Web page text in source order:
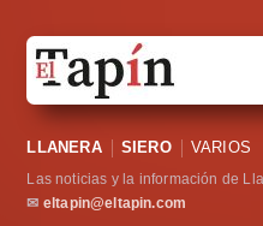
Sociedad
Política
LLANERA SIERO VARIOS
Las noticias y la información de
✉ eltapin@eltapin.com